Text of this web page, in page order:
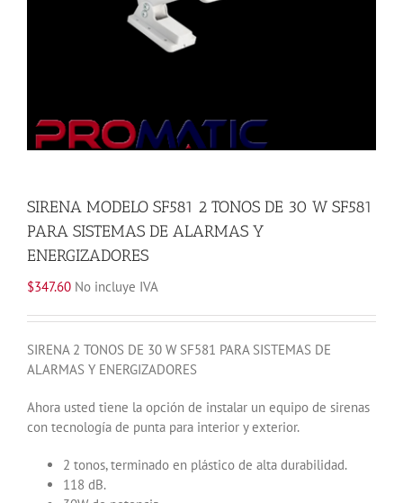
SIRENA MODELO SF581 2 TONOS DE 30 W SF581
PARA SISTEMAS DE ALARMAS Y
ENERGIZADORES
$347.60 No incluye IVA
SIRENA 2 TONOS DE 30 W SF581 PARA SISTEMAS DE
ALARMAS Y ENERGIZADORES
Ahora usted tiene la opción de instalar un equipo de sirenas
con tecnología de punta para interior y exterior.
2 tonos, terminado en plástico de alta durabilidad.
118 dB.